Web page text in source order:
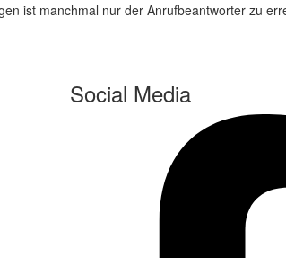
ist manchmal nur der Anrufbeantworter zu
Social Media